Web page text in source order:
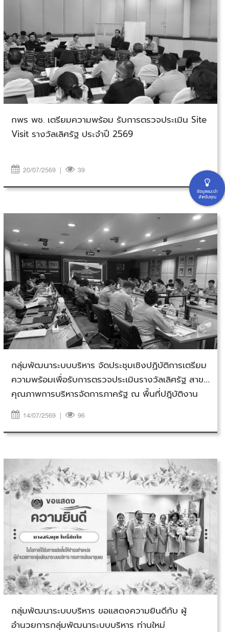
วันจันทร์ที่ 20 กรกฎาคม 2569
กพร พช. เตรียมความพร้อม รับการตรวจประเมิน Site
Visit รางวัลเลิศรัฐ ประจำปี 2569
20/07/2569 | 39
วันอังคารที่ 14 กรกฎาคม 2569
กลุ่มพัฒนาระบบบริหาร จัดประชุมเชิงปฏิบัติการเตรียม
ความพร้อมเพื่อรับการตรวจประเมินรางวัลเลิศรัฐ สาขา
คุณภาพการบริหารจัดการภาครัฐ ณ พื้นที่ปฎิบัติงาน
(Site Visit) ครั้งที่ 2 ประจำปีงบประมาณ พ.ศ.2569
14/07/2569 | 96
วันจันทร์ที่ 6 กรกฎาคม 2569
กลุ่มพัฒนาระบบบริหาร ขอแสดงความยินดีกับ ผู้
อำนวยการกลุ่มพัฒนาระบบบริหาร ท่านใหม่
ข้อมูลแนะนำ
สำหรับคุณ